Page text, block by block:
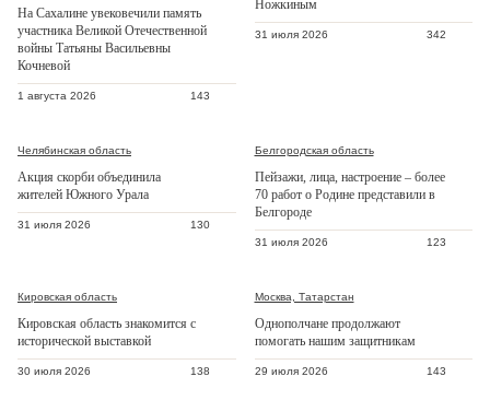
На Сахалине увековечили память
участника Великой Отечественной
войны Татьяны Васильевны
Кочневой
1 августа 2026 143
Ножкиным
31 июля 2026 342
Челябинская область
Акция скорби объединила
жителей Южного Урала
31 июля 2026 130
Белгородская область
Пейзажи, лица, настроение – более
70 работ о Родине представили в
Белгороде
31 июля 2026 123
Кировская область
Кировская область знакомится с
исторической выставкой
30 июля 2026 138
Москва, Татарстан
Однополчане продолжают
помогать нашим защитникам
29 июля 2026 143